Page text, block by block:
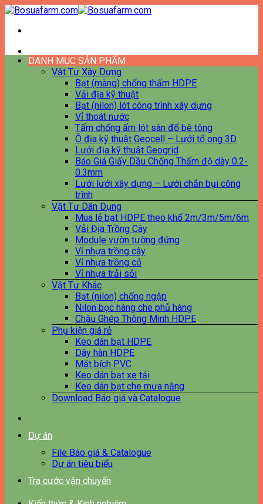
Bỏ
DANH MỤC SẢN PHẨM
Vật Tư Xây Dựng
Bạt (màng) chống thấm HDPE
Vải địa kỹ thuật
Bạt (nilon) lót công trình xây dựng
Vỉ thoát nước
Tấm chống ấm lót sàn đổ bê tông
Ô địa kỹ thuật Geocell – Lưới tổ ong 3D
Lưới địa kỹ thuật Geogrid
Báo Giá Giấy Dầu Chống Thấm độ dày 0.2-
0.3mm
Lưới lưới xây dựng – Lưới chắn bụi công
trình
Vật Tư Dân Dụng
Mua lẻ bạt HDPE theo khổ 2m/3m/5m/6m
Vải Địa Trồng Cây
Module vườn tường đứng
Vỉ nhựa trồng cây
Vỉ nhựa trồng cỏ
Vỉ nhựa trải sỏi
Vật Tư Khác
Bạt (nilon) chống ngập
Nilon bọc hàng che phủ hàng
Chậu Ghép Thông Minh HDPE
Phụ kiện giá rẻ
Keo dán bạt HDPE
Dây hàn HDPE
Mặt bích PVC
Keo dán bạt xe tải
Keo dán bạt che mưa nắng
Download Báo giá và Catalogue
Dự án
File Báo giá & Catalogue
Dự án tiêu biểu
Tra cước vận chuyển